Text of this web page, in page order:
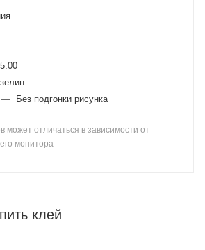
— Без подгонки рисунка
может отличаться в зависимости от
монитора
клей